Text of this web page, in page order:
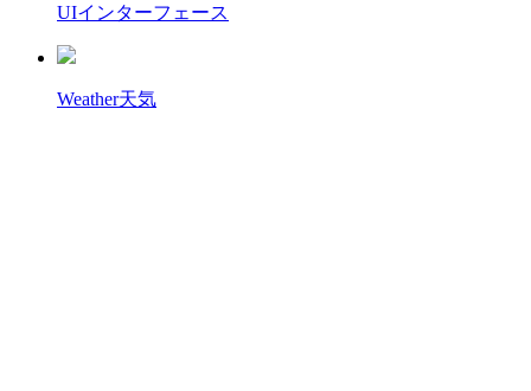
UIインターフェース
Weather天気